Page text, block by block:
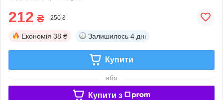
212 ₴ 250 ₴
Економія 38 ₴ Залишилось 4 дні
Купити
або
Купити з